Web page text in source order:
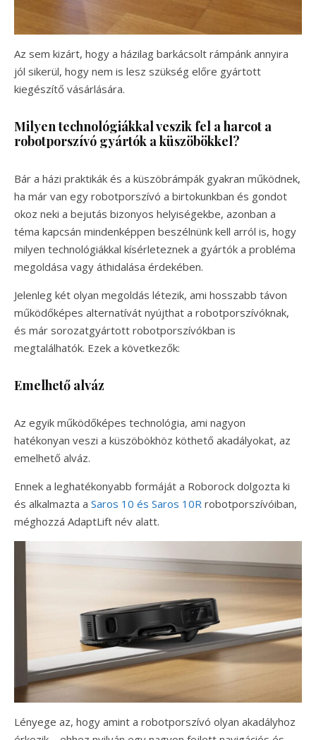
Az sem kizárt, hogy a házilag barkácsolt rámpánk annyira
jól sikerül, hogy nem is lesz szükség előre gyártott
kiegészítő vásárlására.
Milyen technológiákkal veszik fel a harcot a
robotporszívó gyártók a küszöbökkel?
Bár a házi praktikák és a küszöbrámpák gyakran működnek,
ha már van egy robotporszívó a birtokunkban és gondot
okoz neki a bejutás bizonyos helyiségekbe, azonban a
téma kapcsán mindenképpen beszélnünk kell arról is, hogy
milyen technológiákkal kísérleteznek a gyártók a probléma
megoldása vagy áthidalása érdekében.
Jelenleg két olyan megoldás létezik, ami hosszabb távon
működőképes alternatívát nyújthat a robotporszívóknak,
és már sorozatgyártott robotporszívókban is
megtalálhatók. Ezek a következők:
Emelhető alváz
Az egyik működőképes technológia, ami nagyon
hatékonyan veszi a küszöbökhöz köthető akadályokat, az
emelhető alváz.
Ennek a leghatékonyabb formáját a Roborock dolgozta ki
és alkalmazta a Saros 10 és Saros 10R robotporszívóiban,
méghozzá AdaptLift név alatt.
Lényege az, hogy amint a robotporszívó olyan akadályhoz